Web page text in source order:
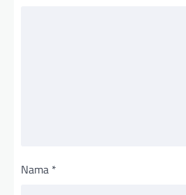
Nama *